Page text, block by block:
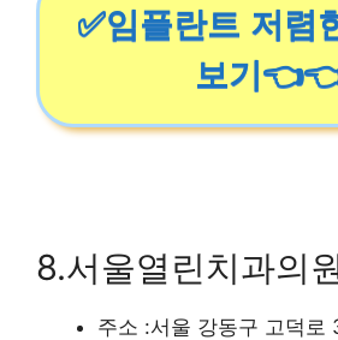
✅임플란트 저렴
보기
8.서울열린치과의
주소 :서울 강동구 고덕